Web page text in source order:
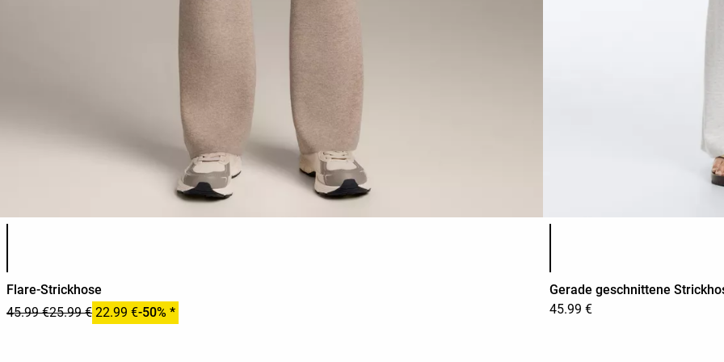
Produktfarbliste
Flare-Strickhose
45.99 €25.99 € 22.99 €-50% *
Produktfarbliste
Gerade geschnittene
45.99 €